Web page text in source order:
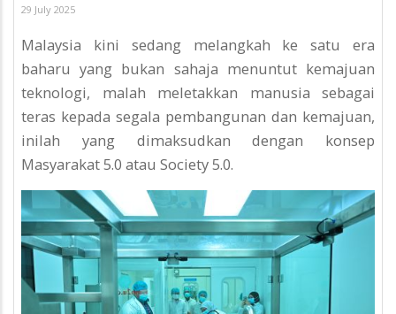
29 July 2025
Malaysia kini sedang melangkah ke satu era
baharu yang bukan sahaja menuntut kemajuan
teknologi, malah meletakkan manusia sebagai
teras kepada segala pembangunan dan kemajuan,
inilah yang dimaksudkan dengan konsep
Masyarakat 5.0 atau Society 5.0.